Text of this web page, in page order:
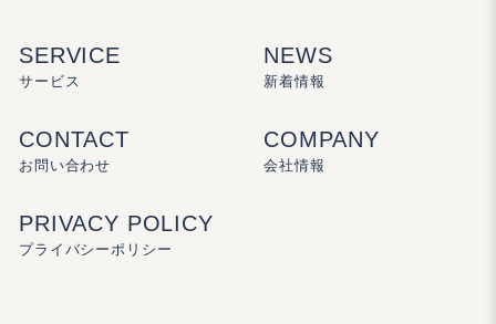
SERVICE
サービス
NEWS
新着情報
CONTACT
お問い合わせ
COMPANY
会社情報
PRIVACY POLICY
プライバシーポリシー